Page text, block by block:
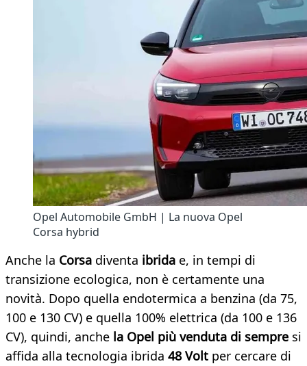
Opel Automobile GmbH | La nuova Opel
Corsa hybrid
Anche la Corsa diventa ibrida e, in tempi di
transizione ecologica, non è certamente una
novità. Dopo quella endotermica a benzina (da 75,
100 e 130 CV) e quella 100% elettrica (da 100 e 136
CV), quindi, anche la Opel più venduta di sempre si
affida alla tecnologia ibrida 48 Volt per cercare di